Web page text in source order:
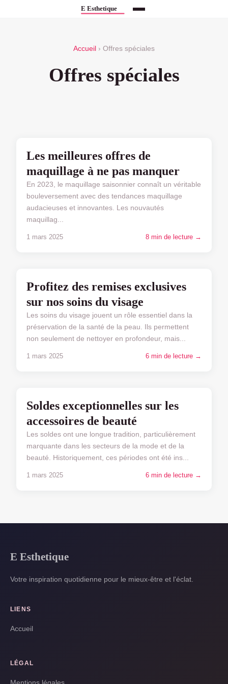
Accueil › Offres spéciales
Offres spéciales
OFFRES SPÉCIALES
Les meilleures offres de
maquillage à ne pas manquer
En 2023, le maquillage saisonnier connaît un véritable
bouleversement avec des tendances maquillage
audacieuses et innovantes. Les nouvautés
maquillag...
1 mars 2025 8 min de lecture →
OFFRES SPÉCIALES
Profitez des remises exclusives
sur nos soins du visage
Les soins du visage jouent un rôle essentiel dans la
préservation de la santé de la peau. Ils permettent
non seulement de nettoyer en profondeur, mais...
1 mars 2025 6 min de lecture →
OFFRES SPÉCIALES
Soldes exceptionnelles sur les
accessoires de beauté
Les soldes ont une longue tradition, particulièrement
marquante dans les secteurs de la mode et de la
beauté. Historiquement, ces périodes ont été ins...
1 mars 2025 6 min de lecture →
E Esthetique
Votre inspiration quotidienne pour le mieux-être et l'éclat.
LIENS
Accueil
LÉGAL